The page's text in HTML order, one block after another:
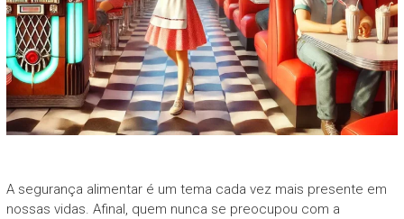
A segurança alimentar é um tema cada vez mais presente em
nossas vidas. Afinal, quem nunca se preocupou com a